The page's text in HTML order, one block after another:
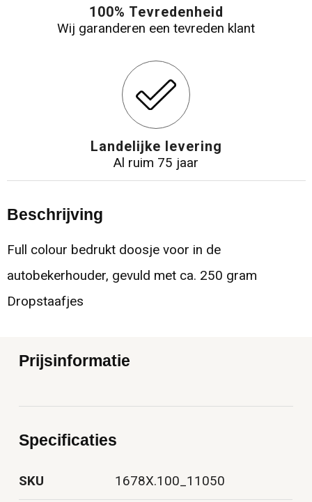
100% Tevredenheid
Wij garanderen een tevreden klant
Landelijke levering
Al ruim 75 jaar
Beschrijving
Full colour bedrukt doosje voor in de
autobekerhouder, gevuld met ca. 250 gram
Dropstaafjes
Prijsinformatie
Specificaties
SKU 1678X.100_11050